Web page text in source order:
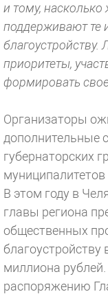
и тому,
поддерживают те
приоритеты,
формировать
Организаторы
дополнительные
губернаторских
муниципалитетов
В этом году в
главы региона
общественных
миллиона
распоряжению